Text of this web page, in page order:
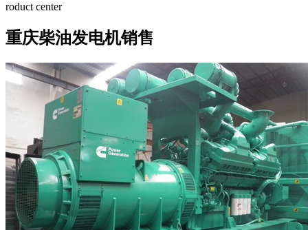
roduct center
重庆柴油发电机销售